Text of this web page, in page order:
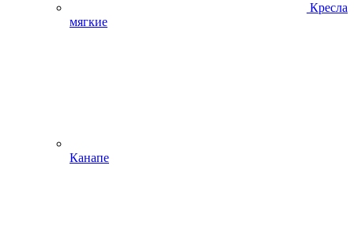
Кресла
мягкие
Канапе